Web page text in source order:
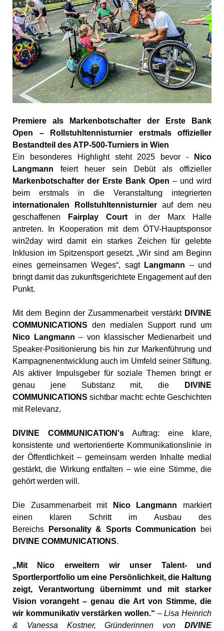
Premiere als Markenbotschafter der Erste Bank
Open – Rollstuhltennisturnier erstmals offizieller
Bestandteil des ATP-500-Turniers in Wien
Ein
besonderes Highlight steht 2025 bevor -
Nico
Langmann feiertheuer sein Debüt als
offizieller
Markenbotschafterder Erste Bank Open – undwird
beim erstmals in die Veranstaltung integrierten
internationalen
Rollstuhltennisturnier aufdem neu
geschaffenen
Fairplay Court inder Marx
Halle
antreten.
In Kooperation mit demÖTV-Hauptsponsor
win2day wirddamit einstarkes Zeichenfürgelebte
Inklusion im Spitzensport gesetzt. „Wirsindam Beginn
eines gemeinsamen Weges“, sagt Langmann – und
bringtdamitdas zukunftsgerichtete Engagementaufden
Punkt.
Mitdem BeginnderZusammenarbeit verstärkt DIVINE
COMMUNICATIONS den medialen Support rund um
Nico
Langmann –von klassischer Medienarbeit und
Speaker-Positionierung bis hin zur Markenführung und
Kampagnenentwicklung auch im Umfeld seiner Stiftung.
Als aktiver Impulsgeber fürsozialeThemen bringter
genau jene Substanz mit,die
DIVINE
COMMUNICATIONSsichtbar macht: echte Geschichten
mit Relevanz.
DIVINE COMMUNICATION's Auftrag: eine
klare,
konsistente und wertorientierte Kommunikationslinie in
der Öffentlichkeit – gemeinsam werden
Inhalte medial
gestärkt,die Wirkungentfalten – wieeine Stimme, die
gehörtwerden will.
Die Zusammenarbeit mit Nico Langmann markiert
einen klaren Schritt im Ausbau des
Bereichs
Personality & Sports Communication bei
DIVINE COMMUNICATIONS.
„Mit Nico erweitern wir unser Talent- und
Sportlerportfolio um eine Persönlichkeit, die Haltung
zeigt, Verantwortung übernimmt und mit starker
Vision vorangeht – genau die Art von Stimme, die
wir kommunikativ verstärken wollen.“ –Lisa Heinrich
& Vanessa Kostner, Gründerinnen von DIVINE